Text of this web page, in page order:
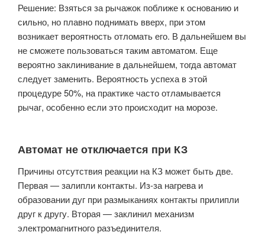
Решение: Взяться за рычажок поближе к основанию и
сильно, но плавно поднимать вверх, при этом
возникает вероятность отломать его. В дальнейшем вы
не сможете пользоваться таким автоматом. Еще
вероятно заклинивание в дальнейшем, тогда автомат
следует заменить. Вероятность успеха в этой
процедуре 50%, на практике часто отламывается
рычаг, особенно если это происходит на морозе.
Автомат не отключается при КЗ
Причины отсутствия реакции на КЗ может быть две.
Первая — залипли контакты. Из-за нагрева и
образовании дуг при размыканиях контакты прилипли
друг к другу. Вторая — заклинил механизм
электромагнитного разъединителя.